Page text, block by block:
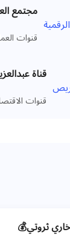
مجتمع
قنوات العملات
قناة عبدالعزيز
قنوات الاقتصاد